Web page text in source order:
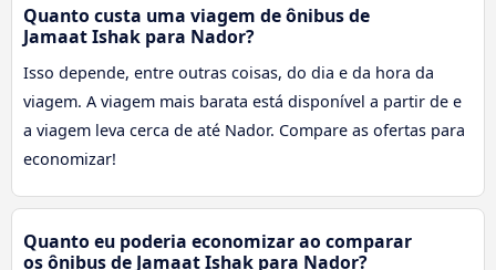
Quanto custa uma viagem de ônibus de
Jamaat Ishak para Nador?
Isso depende, entre outras coisas, do dia e da hora da
viagem. A viagem mais barata está disponível a partir de e
a viagem leva cerca de até Nador. Compare as ofertas para
economizar!
Quanto eu poderia economizar ao comparar
os ônibus de Jamaat Ishak para Nador?